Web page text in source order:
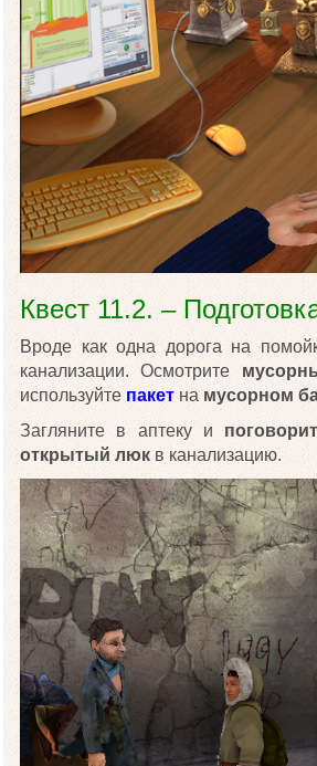
Квест 11.2. –
Вроде как одна дорога на
канализации. Осмотрите
используйте пакет на мусорном
Загляните в аптеку и
открытый люкв канализацию.